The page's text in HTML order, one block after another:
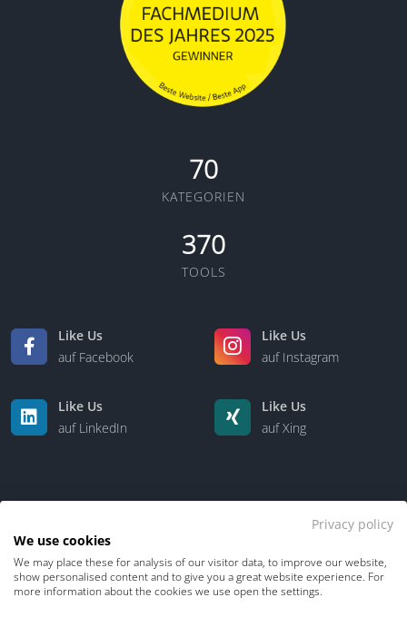
70
KATEGORIEN
370
TOOLS
Like Us
auf Facebook
Like Us
auf Instagram
Like Us
auf LinkedIn
Like Us
auf Xing
Kontakt Über uns
Privacy policy
We use cookies
We may place these for analysis of our visitor data, to improve our website,
show personalised content and to give you a great website experience. For
more information about the cookies we use open the settings.